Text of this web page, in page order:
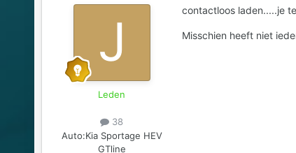
Leden
38
Auto:Kia Sportage HEV
GTline
contactloos laden.....je
Misschien heeft niet